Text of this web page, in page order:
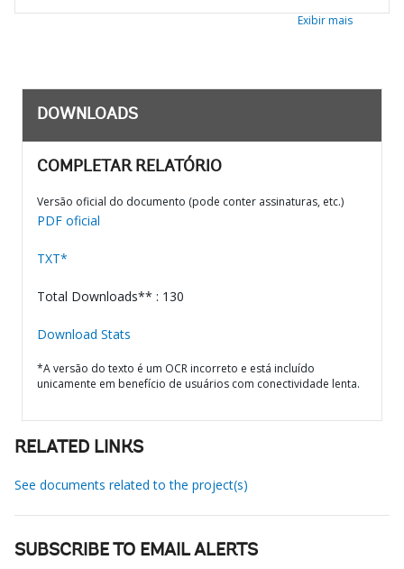
Exibir mais
DOWNLOADS
COMPLETAR RELATÓRIO
Versão oficial do documento (pode conter assinaturas, etc.)
PDF oficial
TXT*
Total Downloads** : 130
Download Stats
*A versão do texto é um OCR incorreto e está incluído
unicamente em benefício de usuários com conectividade lenta.
RELATED LINKS
See documents related to the project(s)
SUBSCRIBE TO EMAIL ALERTS